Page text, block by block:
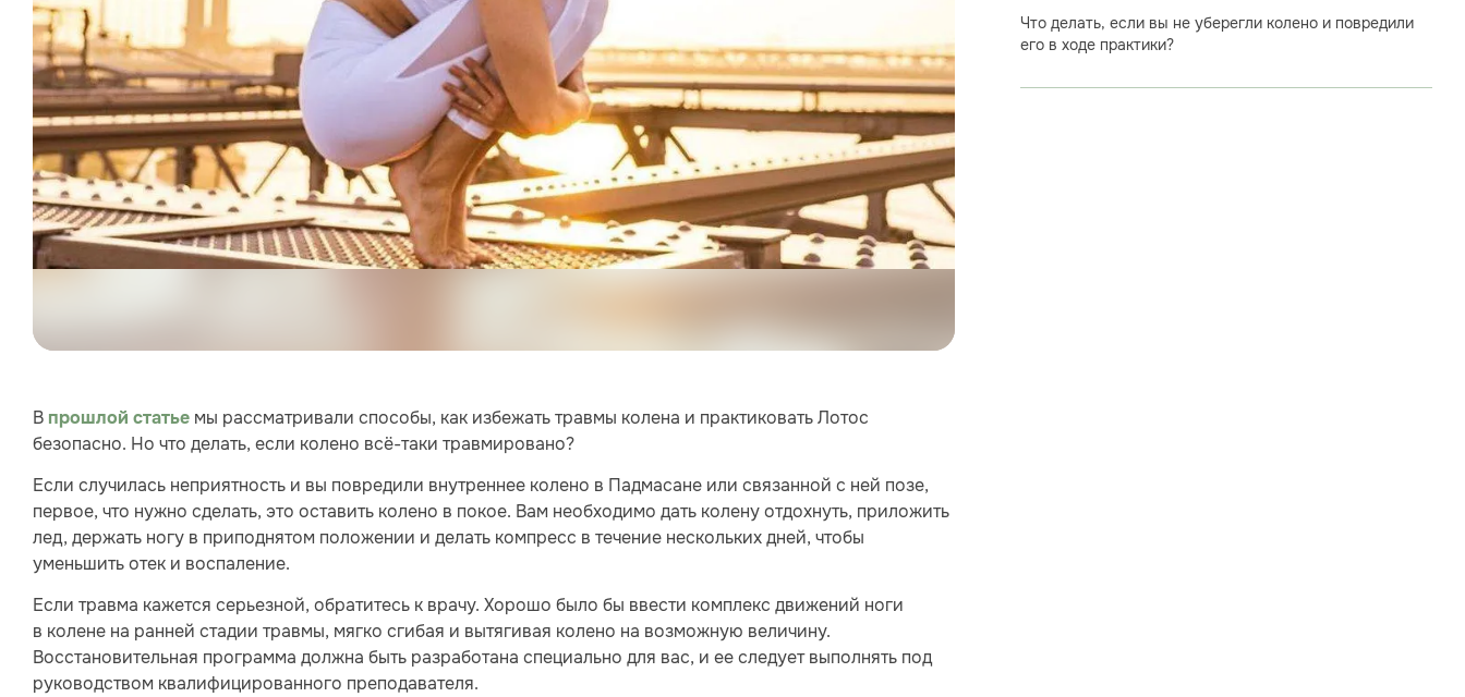
В прошлой статье мы рассматривали способы, как избежать травмы колена и практиковать Лотос
безопасно. Но что делать, если колено всё-таки травмировано?
Если случилась неприятность и вы повредили внутреннее колено в Падмасане или связанной с ней позе,
первое, что нужно сделать, это оставить колено в покое. Вам необходимо дать колену отдохнуть, приложить
лед, держать ногу в приподнятом положении и делать компресс в течение нескольких дней, чтобы
уменьшить отек и воспаление.
Если травма кажется серьезной, обратитесь к врачу. Хорошо было бы ввести комплекс движений ноги
в колене на ранней стадии травмы, мягко сгибая и вытягивая колено на возможную величину.
Восстановительная программа должна быть разработана специально для вас, и ее следует выполнять под
руководством квалифицированного преподавателя.
Что делать, если вы не уберегли колено и повредили
его в ходе практики?